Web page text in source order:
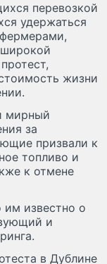
перевозкой
удержаться
жизни
мирный
за
призвали к
топливо и
к отмене
им известно о
и
в Дублине